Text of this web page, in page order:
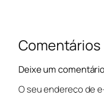
Comentários
Deixe um
O seu endereço de